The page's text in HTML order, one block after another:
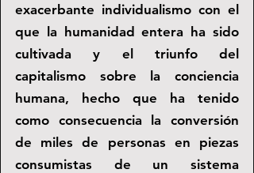
exacerbante individualismo con el
que la humanidad entera ha sido
cultivada y el triunfo del
capitalismo sobre la conciencia
humana, hecho que ha tenido
como consecuencia la conversión
de miles de personas en piezas
consumistas de un sistema